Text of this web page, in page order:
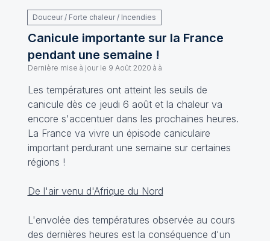
Douceur / Forte chaleur / Incendies
Canicule importante sur la France
pendant une semaine !
Dernière mise à jour le 9 Août 2020 à à
Les températures ont atteint les seuils de
canicule dès ce jeudi 6 août et la chaleur va
encore s'accentuer dans les prochaines heures.
La France va vivre un épisode caniculaire
important perdurant une semaine sur certaines
régions !
De l'air venu d'Afrique du Nord
L'envolée des températures observée au cours
des dernières heures est la conséquence d'un